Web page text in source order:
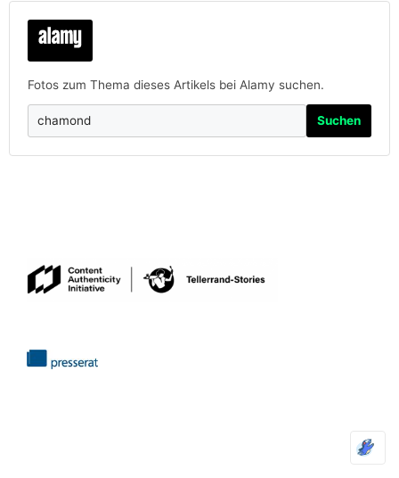
Fotos zum Thema dieses Artikels bei Alamy suchen.
Suchen